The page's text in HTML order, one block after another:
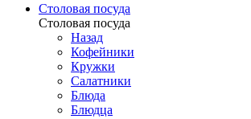
Столовая посуда
Столовая посуда
Назад
Кофейники
Кружки
Салатники
Блюда
Блюдца